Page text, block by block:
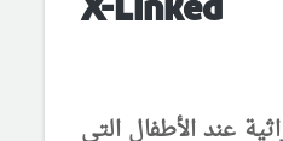
X-Linked
عند الأطفال التي